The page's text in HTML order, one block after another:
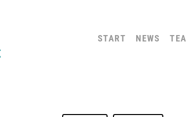
START NEWS